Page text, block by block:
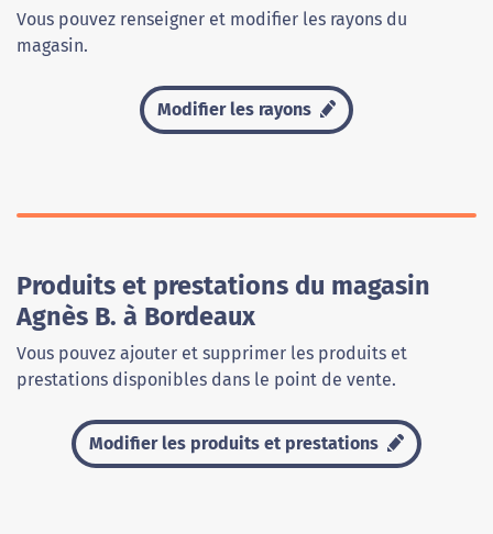
Vous pouvez renseigner et modifier les rayons du
magasin.
Modifier les rayons
Produits et prestations du magasin
Agnès B. à Bordeaux
Vous pouvez ajouter et supprimer les produits et
prestations disponibles dans le point de vente.
Modifier les produits et prestations